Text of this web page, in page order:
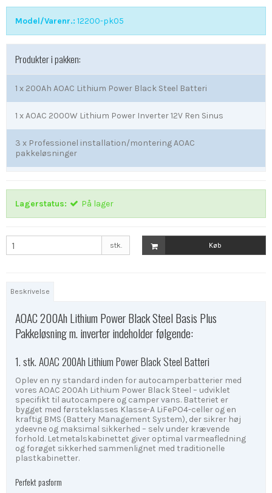
Model/Varenr.: 12200-pk05
Produkter i pakken:
1 x 200Ah AOAC Lithium Power Black Steel Batteri
1 xAOAC 2000W Lithium Power Inverter 12V Ren Sinus
3 x Professionel installation/montering AOAC
pakkeløsninger
Lagerstatus: På lager
stk. Køb
Beskrivelse
AOAC 200Ah Lithium Power Black Steel Basis Plus
Pakkeløsning m. inverter indeholder følgende:
1. stk. AOAC 200Ah Lithium Power Black Steel Batteri
Oplev en ny standard inden for autocamperbatterier med
vores AOAC 200Ah Lithium Power Black Steel – udviklet
specifikt til autocampere og camper vans. Batteriet er
bygget med førsteklasses Klasse-A LiFePO4-celler og en
kraftig BMS (Battery Management System), der sikrer høj
ydeevne og maksimal sikkerhed – selv under krævende
forhold. Letmetalskabinettet giver optimal varmeafledning
og forøget sikkerhed sammenlignet med traditionelle
plastkabinetter.
Perfekt pasform